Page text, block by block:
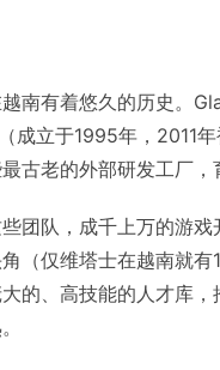
南有着悠久的历史。
成立于1995年，2011
古老的外部研发工厂
团队，成千上万的游
（仅维塔士在越南就
的、高技能的人才库